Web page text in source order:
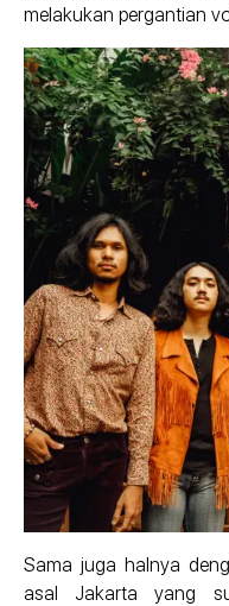
melakukan pergantian
Sama juga halnya
asal Jakarta yang